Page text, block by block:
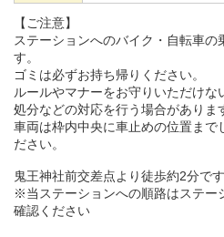
【ご注意】
ステーションへのバイク・自転車の
す。
ゴミは必ずお持ち帰りください。
ルールやマナーをお守りいただけ
処分などの対応を行う場合がありま
車両は枠内中央に車止めの位置まで
ださい。
鬼王神社前交差点より徒歩約2分です
※当ステーションへの順路はステー
確認ください